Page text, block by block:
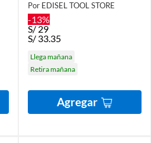
Por EDISEL TOOL STORE
-13%
S/29
S/ 33.35
Llega mañana
Retira mañana
Agregar